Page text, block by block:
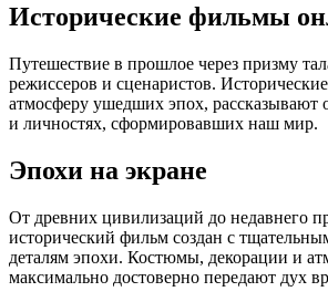
Исторические фильмы
Путешествие в прошлое через призму
режиссеров и сценаристов.
атмосферу ушедших эпох, рассказывают
и личностях, сформировавших наш мир.
Эпохи на экране
От древних цивилизаций до недавнего
исторический фильм создан с
деталям эпохи. Костюмы, декорации и
максимально достоверно передают дух